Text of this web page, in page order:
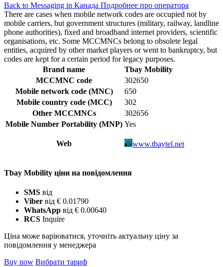
Back to Messaging in Канада Подробнее про оператора
There are cases when mobile network codes are occupied not by
mobile carriers, but government structures (military, railway, landline
phone authorities), fixed and broadband internet providers, scientific
organisations, etc. Some MCCMNCs belong to obsolete legal
entities, acquired by other market players or went to bankruptcy, but
codes are kept for a certain period for legacy purposes.
Brand name
Tbay Mobility
MCCMNC code
302650
Mobile network code (MNC)
650
Mobile country code (MCC)
302
Other MCCMNCs
302656
Mobile Number Portability (MNP) Yes
Web www.tbaytel.net
Tbay Mobility ціни на повідомлення
SMS від
Viber від € 0.01790
WhatsApp від € 0.00640
RCS Inquire
Ціна може варіюватися, уточніть актуальну ціну за
повідомлення у менеджера
Buy now Вибрати тариф